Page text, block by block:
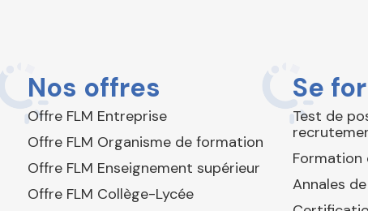
Nos offres
Offre FLM Entreprise
Offre FLM Organisme de formation
Offre FLM Enseignement supérieur
Offre FLM Collège-Lycée
Se
Test de
Formation
Annales